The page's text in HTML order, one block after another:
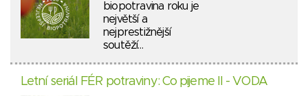
biopotravina roku je
největší a
nejprestižnější
soutěží…
Letní seriál FÉR potraviny: Co pijeme II - VODA